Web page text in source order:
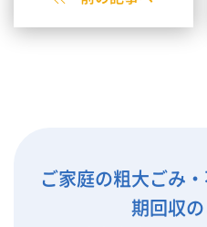
ご家庭の粗大ごみ
期回収